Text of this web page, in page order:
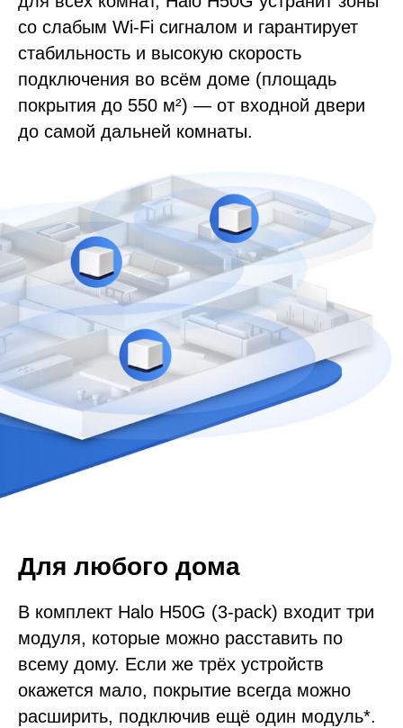
со слабым Wi-Fi сигналом и гарантирует
стабильность и высокую скорость
подключения во всём доме (площадь
покрытия до 550 м²) — от входной двери
до самой дальней комнаты.
Для любого дома
В комплект Halo H50G (3-pack) входит три
модуля, которые можно расставить по
всему дому. Если же трёх устройств
окажется мало, покрытие всегда можно
расширить, подключив ещё один модуль*.